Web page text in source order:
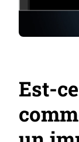
Est-